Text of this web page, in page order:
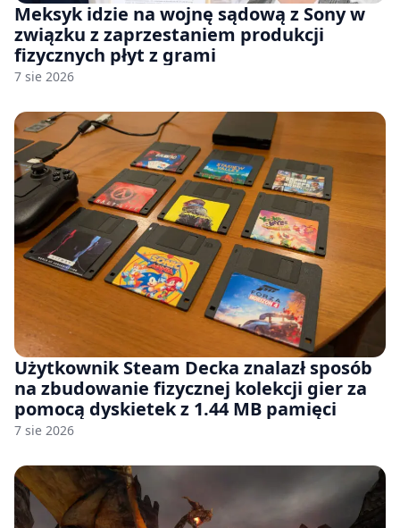
Meksyk idzie na wojnę sądową z Sony w
związku z zaprzestaniem produkcji
fizycznych płyt z grami
7 sie 2026
Użytkownik Steam Decka znalazł sposób
na zbudowanie fizycznej kolekcji gier za
pomocą dyskietek z 1.44 MB pamięci
7 sie 2026